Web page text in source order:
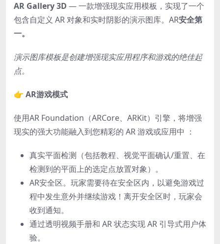
AR Gallery 3D — 一款增强现实应用模板，实现了一个
包含自定义 AR 对象和实时阴影的演示图库。AR安全第
一。
演示图库模板是创建增强现实应用程序和游戏的绝佳起
点。
👉 AR游戏模式
使用AR Foundation（ARCore、ARKit）引擎， 将增强
现实的强大功能融入到您精彩的 AR 游戏或应用中 ：
真实平面检测（包括教程、视觉平面确认/重置、在
检测到的平面上的选定点放置对象）。
AR安全区。玩家需要待在安全区内，以避免游戏过
程中发生意外并继续游戏！离开安全区时，玩家会
收到通知。
通过透明视频手册和 AR 状态实现 AR 引导式用户体
验。